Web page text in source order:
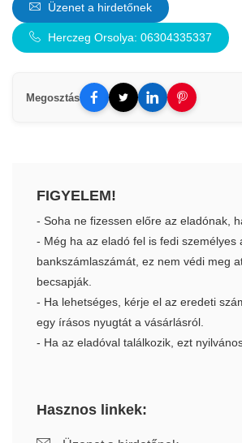
Üzenet a hirdetőnek
Herczeg Orsolya: 06304335337
Megosztás
FIGYELEM!
- Soha ne fizessen előre az eladónak,
- Még ha az eladó fel is fedi személyes
bankszámlaszámát, ez nem védi meg
becsapják.
- Ha lehetséges, kérje el az eredeti
egy írásos nyugtát a vásárlásról.
- Ha az eladóval találkozik, ezt
Hasznos linkek: